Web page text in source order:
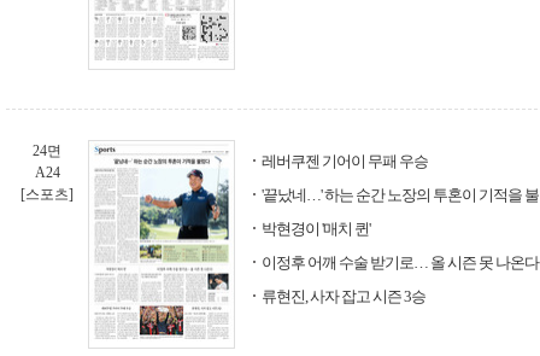
24면
A24
[스포츠]
레버쿠젠 기어이 무패 우승
'끝났네…' 하는 순간 노장의 투혼이 기적을
박현경이 '매치 퀸'
이정후 어깨 수술 받기로… 올 시즌 못 나온다
류현진, 사자 잡고 시즌 3승